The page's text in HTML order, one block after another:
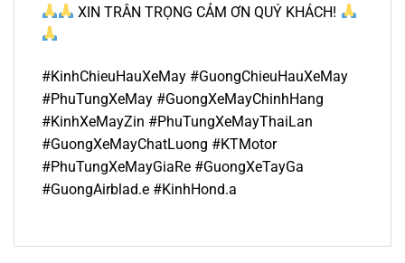
XIN TRÂN TRỌNG CẢM ƠN QUÝ KHÁCH!
#KinhChieuHauXeMay #GuongChieuHauXeMay
#PhuTungXeMay #GuongXeMayChinhHang
#KinhXeMayZin #PhuTungXeMayThaiLan
#GuongXeMayChatLuong #KTMotor
#PhuTungXeMayGiaRe #GuongXeTayGa
#GuongAirblad.e #KinhHond.a